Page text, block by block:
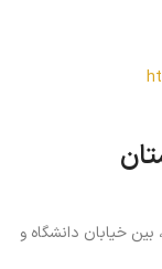
بین خیابان دانشگاه و